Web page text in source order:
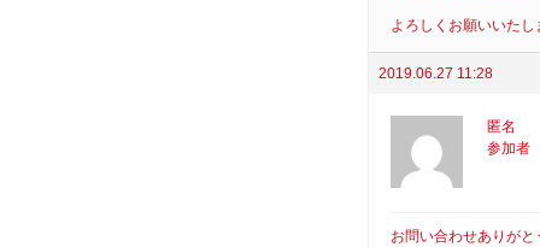
よろしくお願いいたし
2019.06.27 11:28
匿名
参加者
お問い合わせありが